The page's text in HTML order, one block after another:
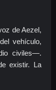
de Aezel,
vehículo,
civiles—.
existir. La